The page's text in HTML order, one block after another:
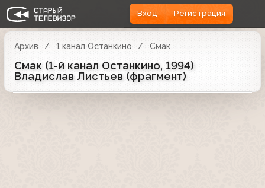
Вход Регистрация
Архив 1 канал Останкино Смак
Смак (1-й канал Останкино, 1994)
Владислав Листьев (фрагмент)